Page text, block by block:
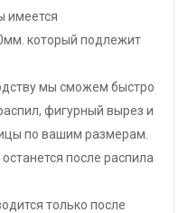
имеется
который подлежит
мы сможем быстро
фигурный вырез и
по вашим размерам.
после распила
только после